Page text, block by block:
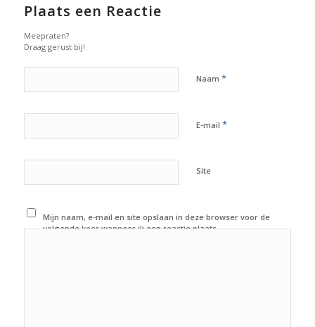
Plaats een Reactie
Meepraten?
Draag gerust bij!
Naam *
E-mail *
Site
Mijn naam, e-mail en site opslaan in deze browser voor de
volgende keer wanneer ik een reactie plaats.